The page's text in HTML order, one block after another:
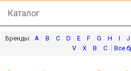
Каталог
A B C D E F G H I J
V
X В С